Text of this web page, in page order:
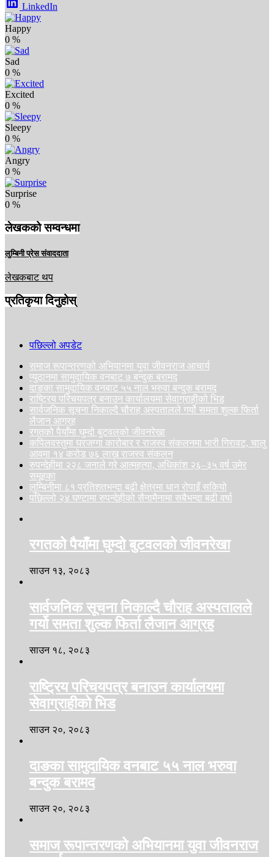
LinkedIn
Happy
0 %
Sad
0 %
Excited
0 %
Sleepy
0 %
Angry
0 %
Surprise
0 %
लेखकको सम्वन्धमा
लुम्बिनी प्रेस संवाददाता
लेखकबाट थप
प्रतिकृया दिनुहोस्
पछिल्लो अपडेट
समाज रूपान्तरणको अभियानमा युवा जीवनराज आचार्य
प्युठानमा सामुदायिक वनबाट ७ बन्दुक बरामद
दाङका सामुदायिक वनबाट ५५ नाल भरुवा बन्दुक बरामद
राष्ट्रिय परिचयपत्र बनाउन कार्यालयमा सेवाग्राहीको भिड
सार्वजनिक सूचना निकाल्दै चौराह अस्पतालले गर्यो समता शुल्क फिर्ता
लैजान आग्रह
रगतको पैयाँमा घुम्दो बुटवलको जीवनरेखा
कपिलवस्तुमा घरजग्गा कारोबार र राजस्व संकलनमा भारी गिरावट, चालु
आवमा १४ करोड ७६ लाख राजस्व संकलन
रुपन्देहीमा २२८ जनाले गरे आत्महत्या, अधिकांश २६–३५ वर्ष उमेर
समूहका
लुम्बिनीमा ८१ प्रतिशतभन्दा बढी क्षेत्रमा धान रोपाइँ सकियो
पछिल्लो २४ घण्टामा रुपन्देहीको सैनामैनामा सबैभन्दा बढी वर्षा
रगतको पैयाँमा घुम्दो बुटवलको जीवनरेखा
साउन १३, २०८३
सार्वजनिक सूचना निकाल्दै चौराह अस्पतालले
गर्यो समता शुल्क फिर्ता लैजान आग्रह
साउन १८, २०८३
राष्ट्रिय परिचयपत्र बनाउन कार्यालयमा
सेवाग्राहीको भिड
साउन २०, २०८३
दाङका सामुदायिक वनबाट ५५ नाल भरुवा
बन्दुक बरामद
साउन २०, २०८३
समाज रूपान्तरणको अभियानमा युवा जीवनराज